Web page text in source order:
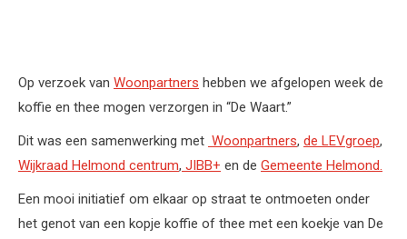
Op verzoek van Woonpartners hebben we afgelopen week de
koffie en thee mogen verzorgen in “De Waart.”
Dit was een samenwerking met Woonpartners, de LEVgroep,
Wijkraad Helmond centrum, JIBB+ en de Gemeente Helmond.
Een mooi initiatief om elkaar op straat te ontmoeten onder
het genot van een kopje koffie of thee met een koekje van De